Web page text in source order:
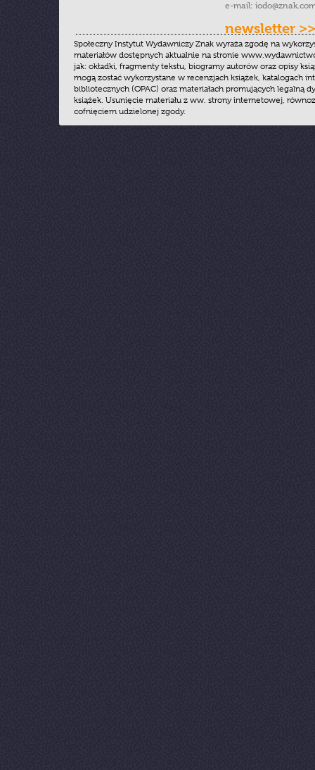
e-mail:
newsletter >>
Społeczny Instytut Wydawniczy Znak wyraża zgodę na
materiałów dostępnych aktualnie na stronie
jak: okładki, fragmenty tekstu, biogramy autorów oraz opisy
mogą zostać wykorzystane w recenzjach książek, katalogach
bibliotecznych (OPAC) oraz materiałach promujących legalną
książek. Usunięcie materiału z ww. strony internetowej,
cofnięciem udzielonej zgody.